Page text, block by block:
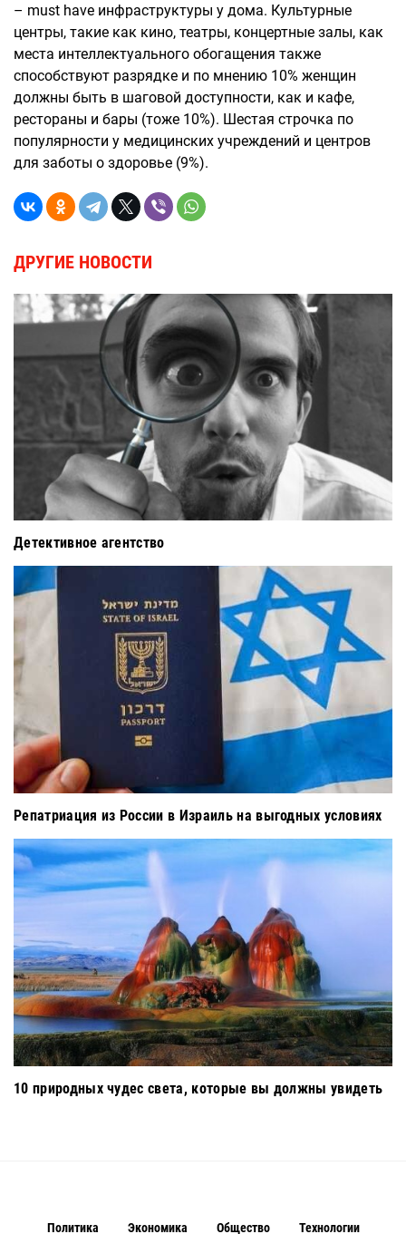
– must have инфраструктуры у дома. Культурные
центры, такие как кино, театры, концертные залы, как
места интеллектуального обогащения также
способствуют разрядке и по мнению 10% женщин
должны быть в шаговой доступности, как и кафе,
рестораны и бары (тоже 10%). Шестая строчка по
популярности у медицинских учреждений и центров
для заботы о здоровье (9%).
ДРУГИЕ НОВОСТИ
Детективное агентство
Репатриация из России в Израиль на выгодных условиях
10 природных чудес света, которые вы должны увидеть
Политика Экономика Общество Технологии